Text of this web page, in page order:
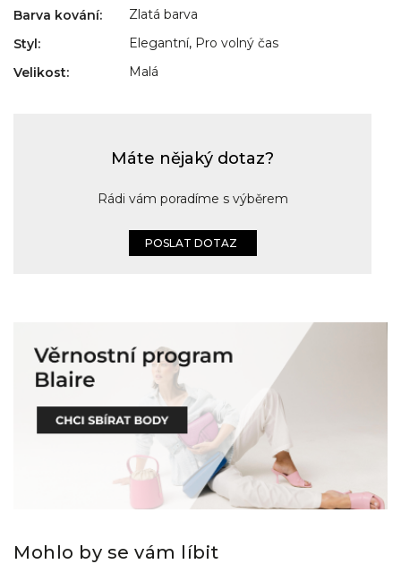
Barva kování:
Zlatá barva
Styl: Elegantní, Pro volný čas
Velikost: Malá
Máte nějaký dotaz?
Rádi vám poradíme s výběrem
POSLAT DOTAZ
Mohlo by se vám líbit